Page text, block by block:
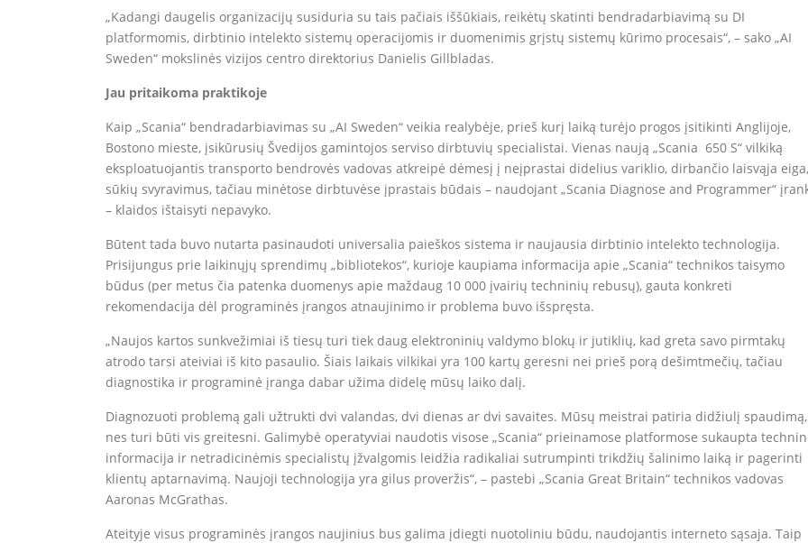
„Kadangi daugelis organizacijų susiduria su tais pačiais iššūkiais, reikėtų skatinti bendradarbiavimą su DI
platformomis, dirbtinio intelekto sistemų operacijomis ir duomenimis grįstų sistemų kūrimo procesais“, – sako „AI
Sweden“ mokslinės vizijos centro direktorius Danielis Gillbladas.
Jau pritaikoma praktikoje
Kaip „Scania“ bendradarbiavimas su „AI Sweden“ veikia realybėje, prieš kurį laiką turėjo progos įsitikinti Anglijoje,
Bostono mieste, įsikūrusių Švedijos gamintojos serviso dirbtuvių specialistai. Vienas naują „Scania 650 S“ vilkiką
eksploatuojantis transporto bendrovės vadovas atkreipė dėmesį į neįprastai didelius variklio, dirbančio laisvąja eiga,
sūkių svyravimus, tačiau minėtose dirbtuvėse įprastais būdais – naudojant „Scania Diagnose and Programmer“
– klaidos ištaisyti nepavyko.
Būtent tada buvo nutarta pasinaudoti universalia paieškos sistema ir naujausia dirbtinio intelekto technologija.
Prisijungus prie laikinųjų sprendimų „bibliotekos“, kurioje kaupiama informacija apie „Scania“ technikos taisymo
būdus (per metus čia patenka duomenys apie maždaug 10 000 įvairių techninių rebusų), gauta konkreti
rekomendacija dėl programinės įrangos atnaujinimo ir problema buvo išspręsta.
„Naujos kartos sunkvežimiai iš tiesų turi tiek daug elektroninių valdymo blokų ir jutiklių, kad greta savo pirmtakų
atrodo tarsi ateiviai iš kito pasaulio. Šiais laikais vilkikai yra 100 kartų geresni nei prieš porą dešimtmečių, tačiau
diagnostika ir programinė įranga dabar užima didelę mūsų laiko dalį.
Diagnozuoti problemą gali užtrukti dvi valandas, dvi dienas ar dvi savaites. Mūsų meistrai patiria didžiulį spaudimą,
nes turi būti vis greitesni. Galimybė operatyviai naudotis visose „Scania“ prieinamose platformose sukaupta
informacija ir netradicinėmis specialistų įžvalgomis leidžia radikaliai sutrumpinti trikdžių šalinimo laiką ir pagerinti
klientų aptarnavimą. Naujoji technologija yra gilus proveržis“, – pastebi „Scania Great Britain“ technikos vadovas
Aaronas McGrathas.
Ateityje visus programinės įrangos naujinius bus galima įdiegti nuotoliniu būdu, naudojantis interneto sąsaja. Taip